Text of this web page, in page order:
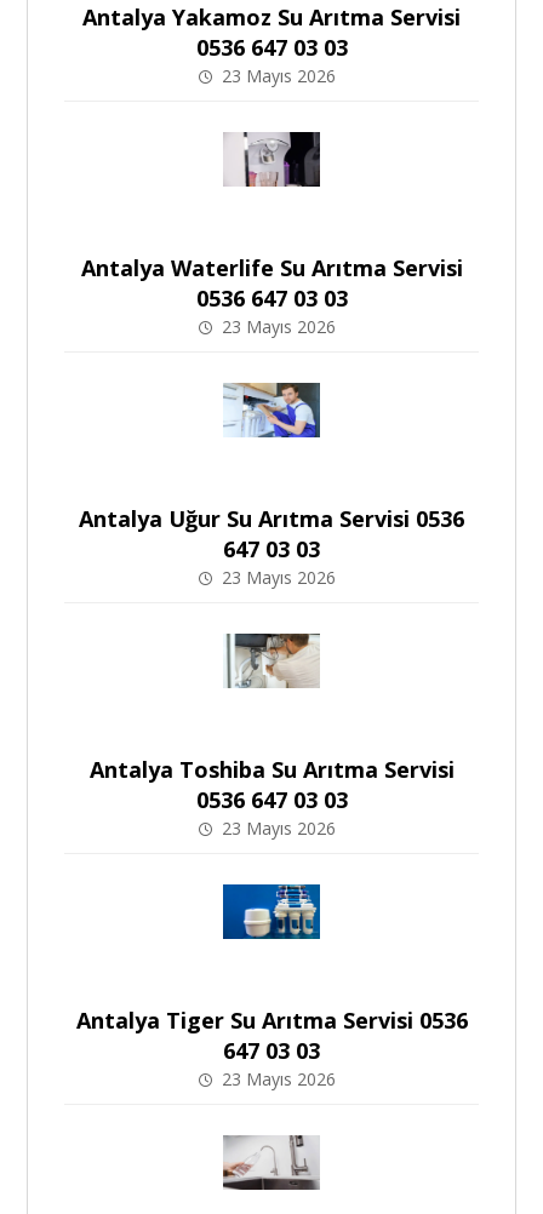
Antalya Yakamoz Su Arıtma Servisi
0536 647 03 03
23 Mayıs 2026
Antalya Waterlife Su Arıtma Servisi
0536 647 03 03
23 Mayıs 2026
Antalya Uğur Su Arıtma Servisi 0536
647 03 03
23 Mayıs 2026
Antalya Toshiba Su Arıtma Servisi
0536 647 03 03
23 Mayıs 2026
Antalya Tiger Su Arıtma Servisi 0536
647 03 03
23 Mayıs 2026